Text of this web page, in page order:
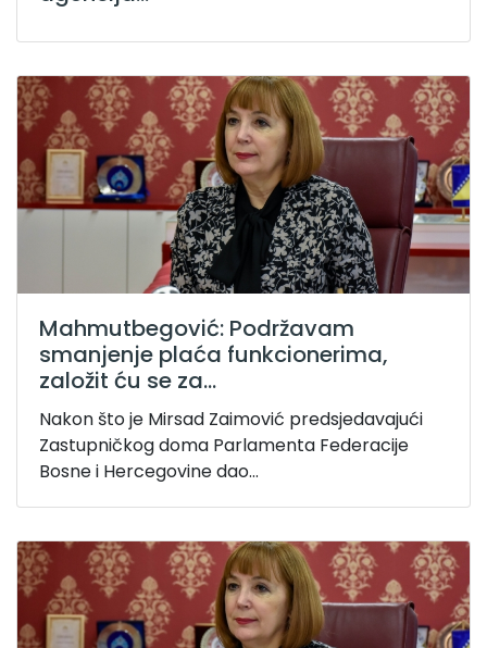
Mahmutbegović: Podržavam
smanjenje plaća funkcionerima,
založit ću se za...
Nakon što je Mirsad Zaimović predsjedavajući
Zastupničkog doma Parlamenta Federacije
Bosne i Hercegovine dao...